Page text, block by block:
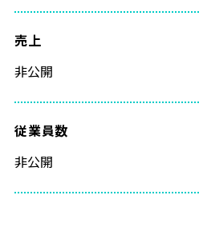
売上
非公開
従業員数
非公開